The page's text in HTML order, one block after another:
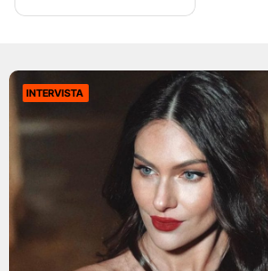
INTERVISTA